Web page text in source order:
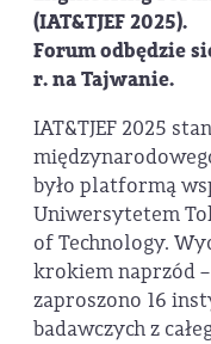
(IAT&TJEF 2025).
Forum odbędzie
r.na Tajwanie.
IAT&TJEF 2025
było platformą
Uniwersytetem
of Technology.
krokiem naprzód
zaproszono 16
badawczych z